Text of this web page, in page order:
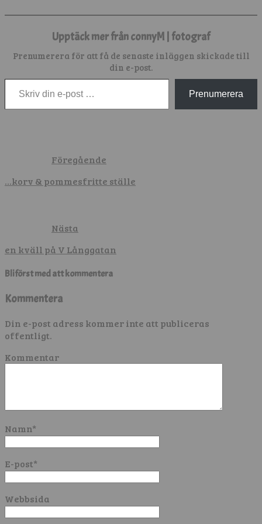
Upptäck mer från connyM | fotograf
Prenumerera för att få de senaste inläggen skickade till
din e-post.
Skriv din e-post …
Prenumerera
Föregående
…korv & pommesfritte ställe
Nästa
en kväll på V Långgatan
Bli först med att kommentera
Kommentera
Din e-post adress kommer inte att publiceras
offentligt.
Kommentar
Namn*
E-post*
Webbsida